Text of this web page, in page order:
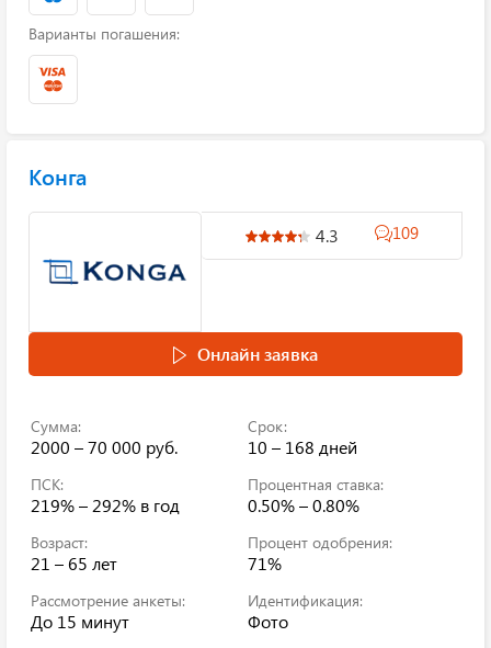
Варианты погашения:
Конга
4.3 109
Онлайн заявка
Сумма:
2000 – 70 000 руб.
Срок:
10 – 168 дней
ПСК:
219% – 292% в год
Процентная ставка:
0.50% – 0.80%
Возраст:
21 – 65 лет
Процент одобрения:
71%
Рассмотрение анкеты:
До 15 минут
Идентификация:
Фото